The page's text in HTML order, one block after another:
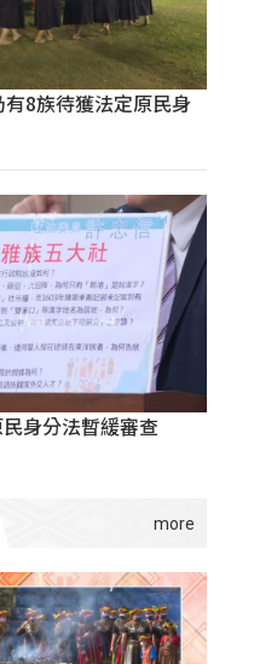
8族待獲法定原民身
身分法暫緩審查